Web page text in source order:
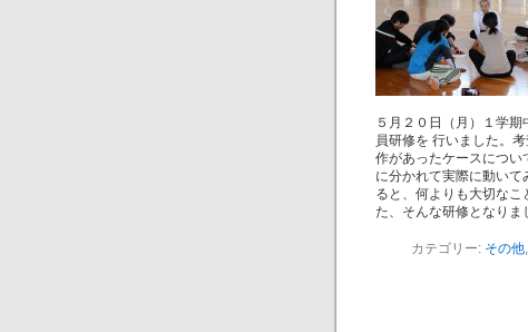
５月２０日（月）１学
員研修を 行いました。
作があったケースにつ
に分かれて実際に動いて
ると、何よりも大切な
た、そんな研修となりま
カテゴリー: その他,